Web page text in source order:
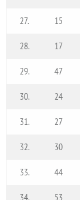
27. 15
28. 17
29. 47
30. 24
31. 27
32. 30
33. 44
34. 53